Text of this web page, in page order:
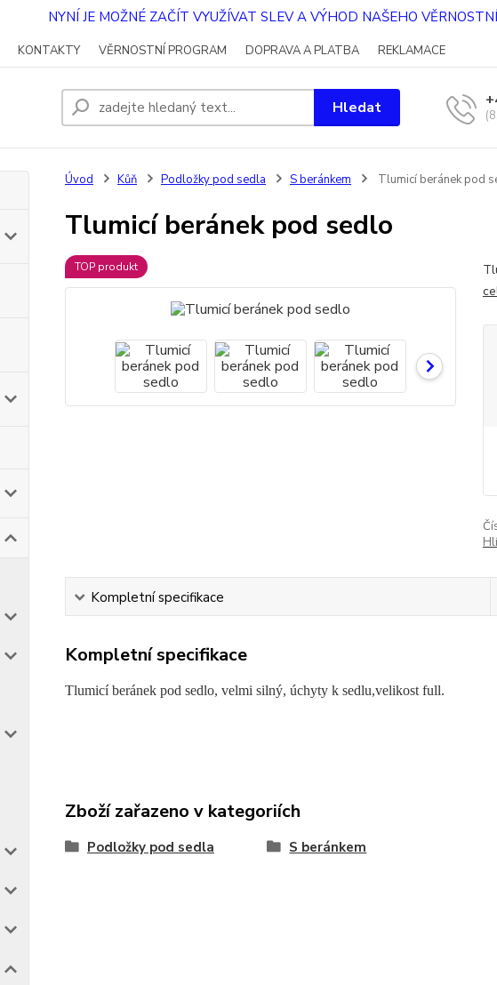
NYNÍ JE MOŽNÉ ZAČÍT VYUŽÍVAT SLEV A VÝHOD NAŠEHO
KONTAKTY VĚRNOSTNÍ PROGRAM DOPRAVA A PLATBA REKLAMACE
Hledat
Úvod Kůň Podložky pod sedla S beránkem Tlumicí beránek pod
Tlumicí beránek pod sedlo
TOP produkt
Kompletní specifikace
Kompletní specifikace
Tlumicí beránek pod sedlo, velmi silný, úchyty k sedlu,velikost full.
Zboží zařazeno v kategoriích
Podložky pod sedla S beránkem